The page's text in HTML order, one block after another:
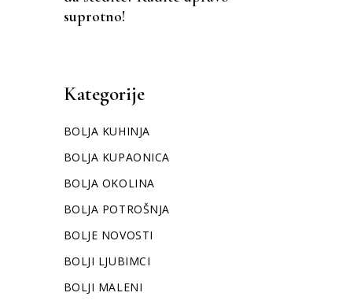
suprotno!
Kategorije
BOLJA KUHINJA
BOLJA KUPAONICA
BOLJA OKOLINA
BOLJA POTROŠNJA
BOLJE NOVOSTI
BOLJI LJUBIMCI
BOLJI MALENI